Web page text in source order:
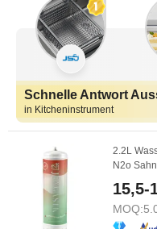
Schnelle Antwort
in Kitcheninstrument
2.2L
N2o
15,5-
MOQ: